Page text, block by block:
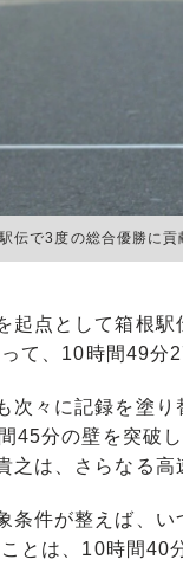
伝で3度の総合優勝に
点として箱根駅
て、10時間49分
々に記録を塗り
45分の壁を突破
之は、さらなる高
条件が整えば、
とは、10時間40